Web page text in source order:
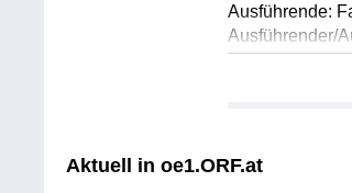
Ausführende:
Ausführender/
Ausführender/
Ausführender/
Label:
Aktuell in oe1.ORF.at